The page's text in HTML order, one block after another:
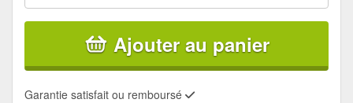
Ajouter au panier
Garantie satisfait ou remboursé